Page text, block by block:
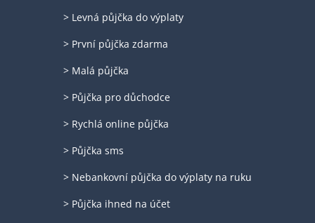
> Levná půjčka do výplaty
> První půjčka zdarma
> Malá půjčka
> Půjčka pro důchodce
> Rychlá online půjčka
> Půjčka sms
> Nebankovní půjčka do výplaty na ruku
> Půjčka ihned na účet